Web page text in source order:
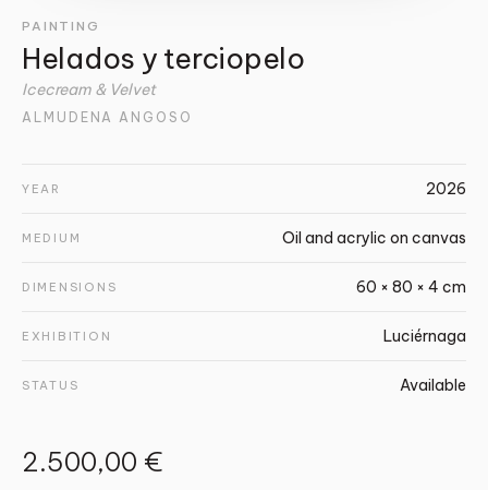
PAINTING
Helados y terciopelo
Icecream & Velvet
ALMUDENA ANGOSO
YEAR 2026
MEDIUM Oil and acrylic on canvas
DIMENSIONS 60 × 80 × 4 cm
EXHIBITION Luciérnaga
STATUS Available
2.500,00 €